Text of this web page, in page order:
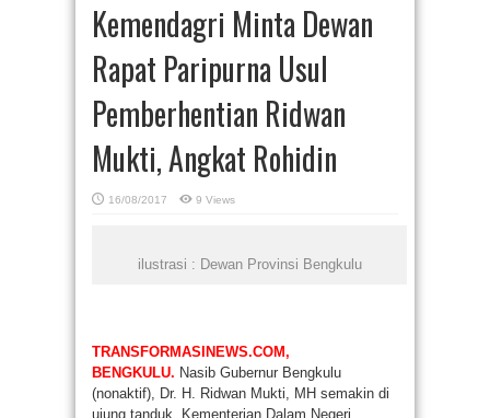
Kemendagri Minta Dewan
Rapat Paripurna Usul
Pemberhentian Ridwan
Mukti, Angkat Rohidin
16/08/2017 9 Views
ilustrasi : Dewan Provinsi Bengkulu
TRANSFORMASINEWS.COM,
BENGKULU. Nasib Gubernur Bengkulu
(nonaktif), Dr. H. Ridwan Mukti, MH semakin di
ujung tanduk. Kementerian Dalam Negeri